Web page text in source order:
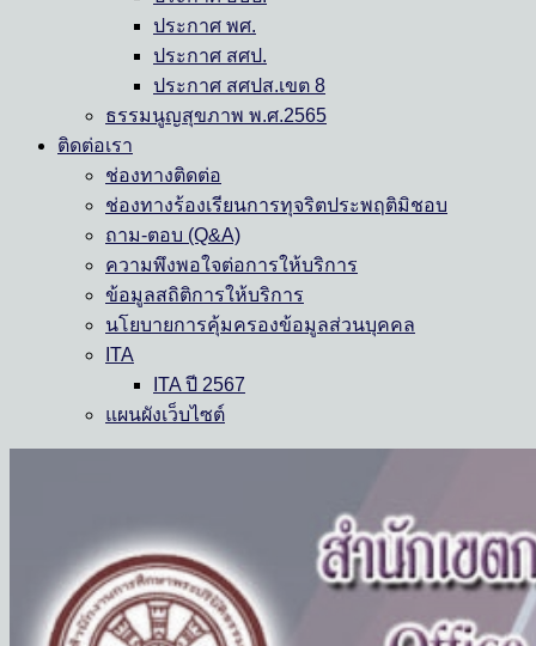
ประกาศ พศ.
ประกาศ สศป.
ประกาศ สศปส.เขต 8
ธรรมนูญสุขภาพ พ.ศ.2565
ติดต่อเรา
ช่องทางติดต่อ
ช่องทางร้องเรียนการทุจริตประพฤติมิชอบ
ถาม-ตอบ (Q&A)
ความพึงพอใจต่อการให้บริการ
ข้อมูลสถิติการให้บริการ
นโยบายการคุ้มครองข้อมูลส่วนบุคคล
ITA
ITA ปี 2567
แผนผังเว็บไซต์